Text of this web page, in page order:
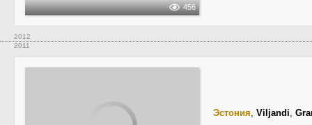
456
2012
2011
Эстония, Viljandi,